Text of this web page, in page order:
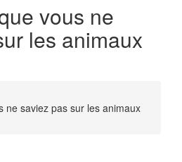
vous ne
les animaux
ne saviez pas sur les animaux